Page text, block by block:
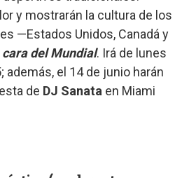
y mostrarán la cultura de los
—Estados Unidos, Canadá y
del Mundial. Irá de lunes
además, el 14 de junio harán
de DJ Sanata en Miami